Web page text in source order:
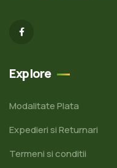
Explore
Modalitate Plata
Expedieri si Returnari
Termeni si conditii